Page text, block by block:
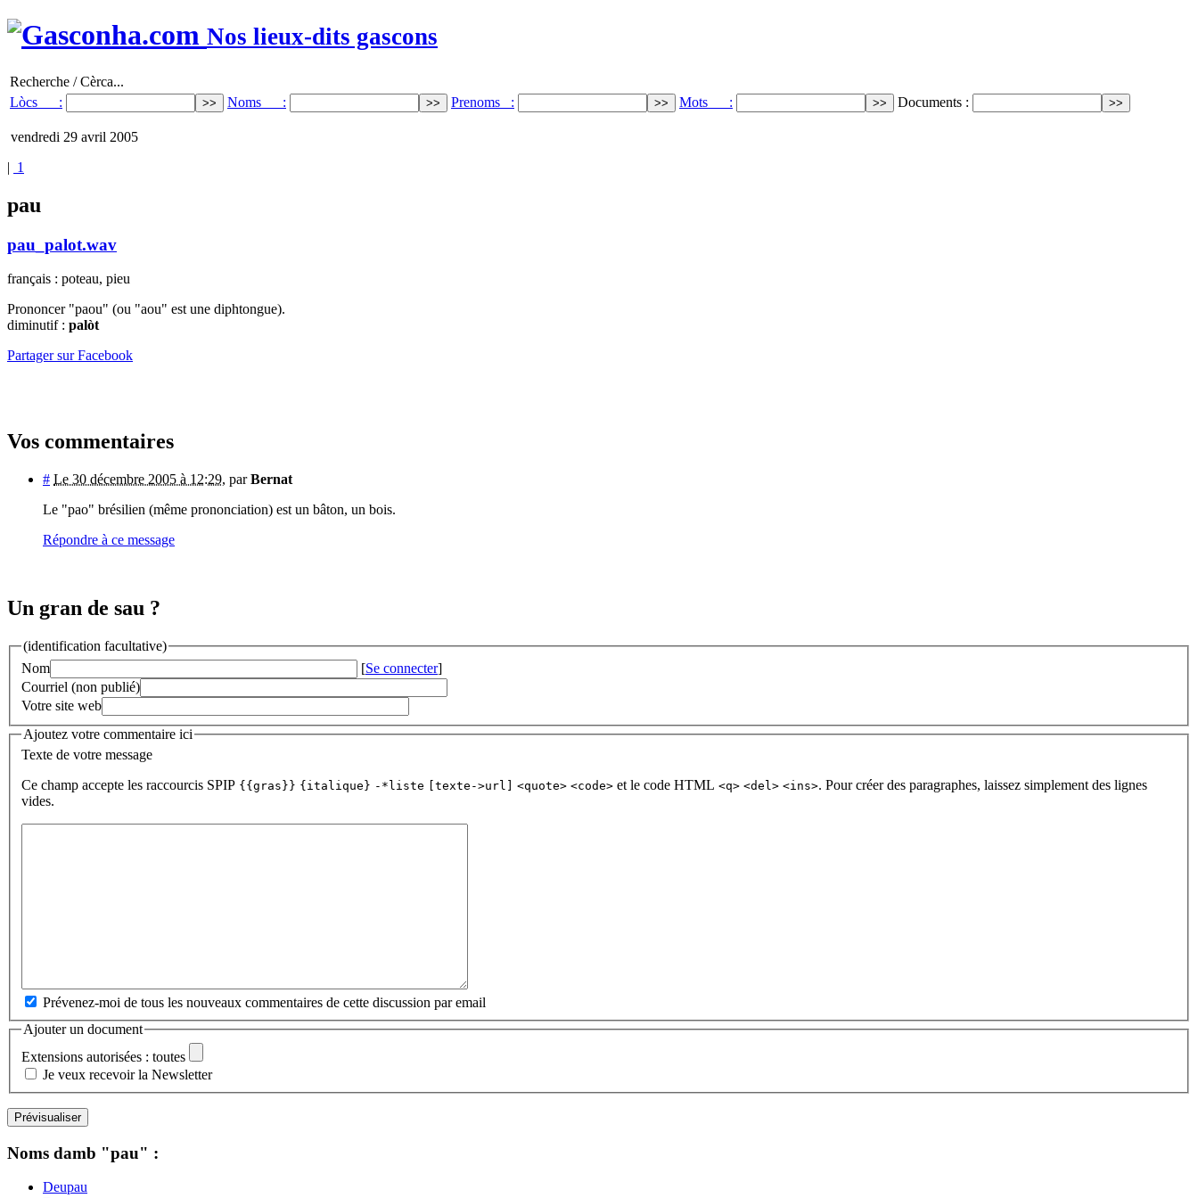
Nos lieux-dits gascons
Recherche / Cèrca...
Lòcs :
Noms : Prenoms : Mots : Documents :
vendredi 29 avril 2005
| 1
pau
pau_palot.wav
français : poteau, pieu
Prononcer "paou" (ou "aou" est une diphtongue).
diminutif : palòt
Partager sur Facebook
Vos commentaires
# Le 30 décembre 2005 à 12:29, parBernat
Le "pao" brésilien (même prononciation) est un bâton, un bois.
Répondre à ce message
Un gran de sau ?
(identification facultative)
Nom
[Se connecter]
Courriel (non publié)
Votre site web
Ajoutez votre commentaire ici
Texte de votre message
Ce champ accepte les raccourcis SPIP {{gras}} {italique} -*liste [texte->url] <quote> <code> et le code HTML <q> <del> <ins>. Pour créer des paragraphes, laissez simplement des lignes
vides.
Prévenez-moi de tous les nouveaux commentaires de cette discussion par email
Ajouter un document
Extensions autorisées : toutes
Je veux recevoir la Newsletter
Noms damb "pau" :
Deupau